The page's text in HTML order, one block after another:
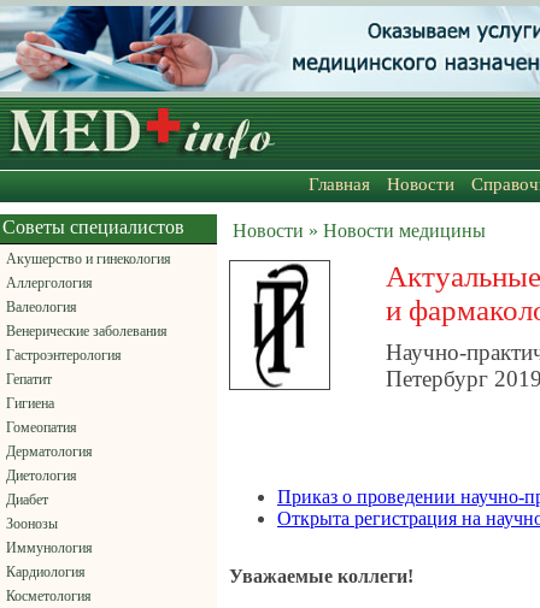
Главная Новости
Советы специалистов
Акушерство и гинекология
Аллергология
Валеология
Венерические заболевания
Гастроэнтерология
Гепатит
Гигиена
Гомеопатия
Дерматология
Диетология
Диабет
Зоонозы
Иммунология
Кардиология
Косметология
Новости » Новости медицины
и
Научно-
Петербург
Приказ о проведении научно-
Открыта регистрация на
Уважаемые коллеги!